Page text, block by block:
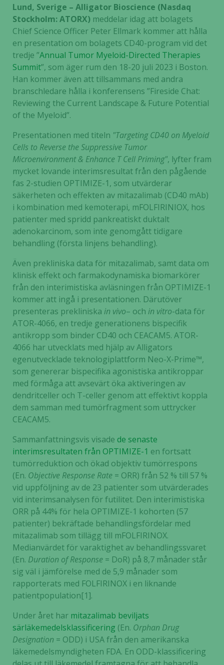
Lund, Sverige – Alligator Bioscience (Nasdaq
Stockholm: ATORX) meddelar idag att bolagets
Chief Science Officer Peter Ellmark kommer att hålla
en presentation om bolagets CD40-program vid det
tredje ”Annual Tumor Myeloid-Directed Therapies
Summit”, som äger rum den 18-20 juli 2023 i Boston.
Han kommer även att tillsammans med andra
branschledare hålla i konferensens ”Fireside Chat:
Reviewing the Current Landscape & Future Potential
of the Myeloid”.
Presentationen med titeln "Targeting CD40 on Myeloid
Cells to Reverse the Suppressive Tumor
Microenvironment & Enhance T Cell Priming", lyfter fram
mycket lovande interimsresultat från den pågående
fas 2-studien OPTIMIZE-1, som utvärderar
säkerheten och effekten av mitazalimab (CD40 mAb)
i kombination med kemoterapi, mFOLFIRINIOX, hos
patienter med spridd pankreatiskt duktalt
adenokarcinom, som inte genomgått tidigare
behandling (första linjens behandling).
Även prekliniska data för mitazalimab, samt data om
klinisk effekt och farmakodynamiska biomarkörer
från den interimistiska avläsningen från OPTIMIZE-1
kommer att ingå i presentationen. Därutöver
presenteras prekliniska in vivo– och in vitro-data för
ATOR-4066, en tredje generationens bispecifik
antikropp som binder CD40 och CEACAM5. ATOR-
4066 har utvecklats med hjälp av Alligators
egenutvecklade teknologiplattform Neo-X-Prime™,
som genererar bispecifika agonistiska antikroppar
med förmåga att avsevärt öka aktiveringen av
dendritceller och T-celler genom att effektivt koppla
dem samman med tumörfragment som uttrycker
CEACAM5.
Sammanfattningsvis visade de senaste
interimsresultaten från OPTIMIZE-1 en fortsatt
tumörreduktion och ökad objektiv tumörrespons
(En. Objective Response Rate = ORR) från 52 % till 57 %
vid uppföljning av de 23 patienter som utvärderades
vid interimsanalysen för futilitet. Den interimistiska
ORR på 44% för hela OPTIMIZE-1 kohorten (57
patienter) bekräftade behandlingsfördelar med
mitazalimab som tillägg till mFOLFIRINOX.
Medianvärdet för varaktighet av behandlingssvaret
(En. Duration of Response = DoR) på 8,7 månader står
sig väl i jämförelse med de 5,9 månader som
rapporterats med FOLFIRINOX i en liknande
patientpopulation[1].
Under året har mitazalimab beviljats
särläkemedelsklassificering (En. Orphan Drug
Designation = ODD) i USA från den amerikanska
läkemedelsmyndigheten FDA. En ODD-klassificering